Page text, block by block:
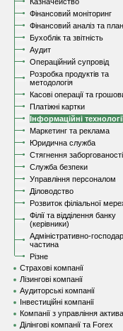
Фінансовий моніторинг
Фінансовий аналіз та
Бухоблік та звітність
Аудит
Операційний супровід
Розробка продуктів та
методологія
Касові операції та
Платіжні картки
Інформаційні
Маркетинг та реклама
Юридична служба
Стягнення заборгованості
Служба безпеки
Управління персоналом
Діловодство
Розвиток філіальної
Філії та відділення банку
(керівники)
Адміністративно-
частина
Різне
Страхові компанії
Лізингові компанії
Аудиторські компанії
Інвестиційні компанії
Компанії з управління
Ділінгові компанії та Forex